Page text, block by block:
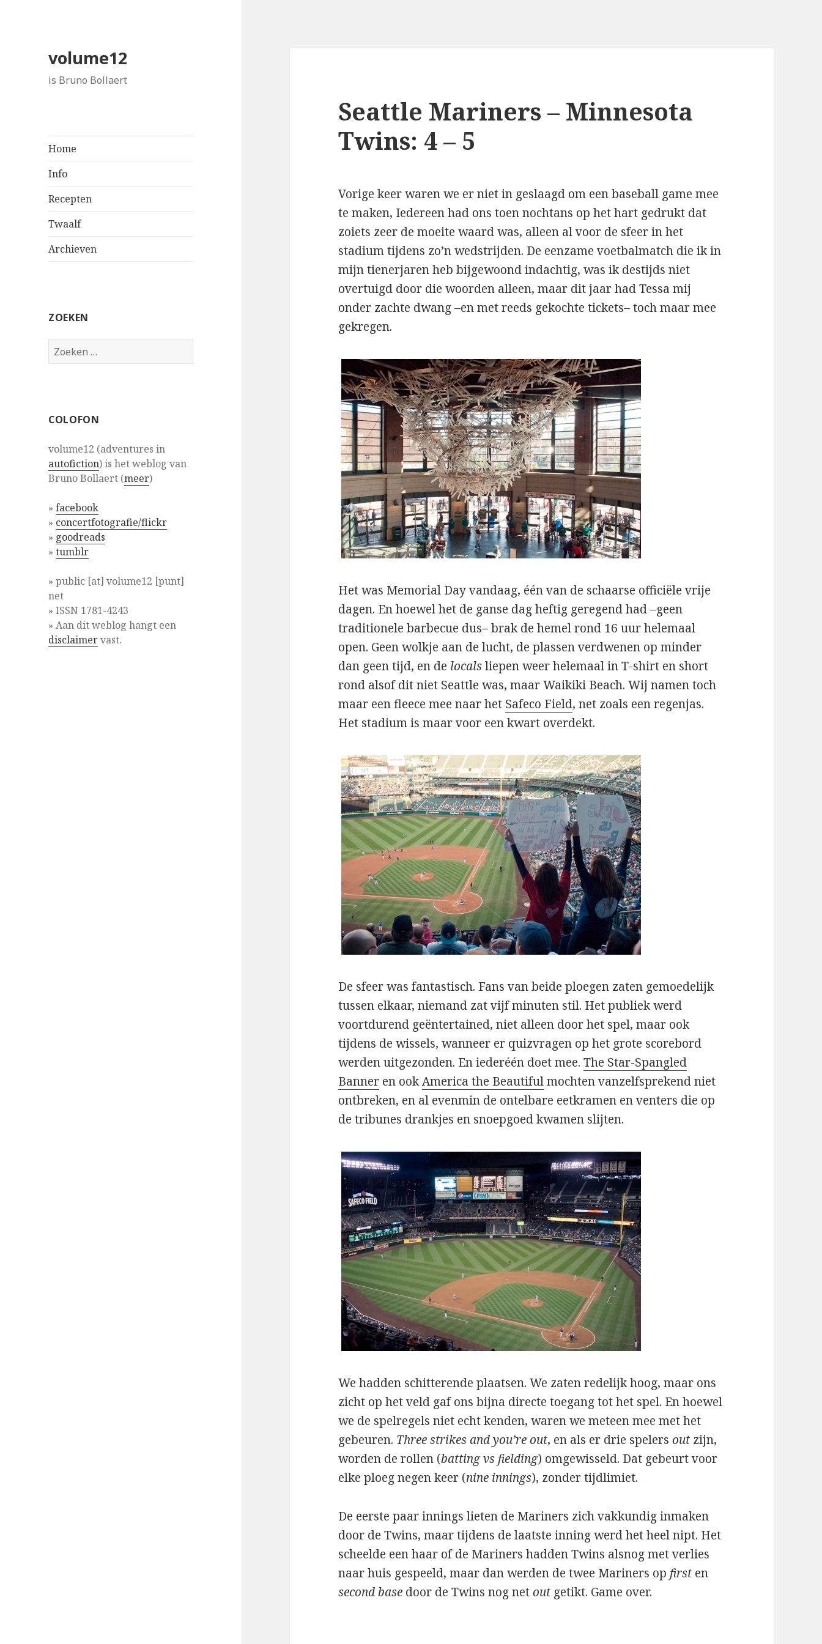
volume12
is Bruno Bollaert
Home
Info
Recepten
Twaalf
Archieven
ZOEKEN
Zoeken
naar:
COLOFON
volume12 (adventures in
autofiction) is het weblog van
Bruno Bollaert (meer)
»facebook
» concertfotografie/flickr
» goodreads
»tumblr
» public [at] volume12 [punt]
net
» ISSN 1781-4243
» Aan dit weblog hangt een
disclaimervast.
Seattle Mariners – Minnesota
Twins: 4 – 5
Vorige keer waren we er niet in geslaagd om een baseball game mee
te maken, Iedereen had ons toen nochtans op het hart gedrukt dat
zoiets zeer de moeite waard was, alleen al voor de sfeer in het
stadium tijdens zo’n wedstrijden. De eenzame voetbalmatch die ik in
mijn tienerjaren heb bijgewoond indachtig, was ik destijds niet
overtuigd door die woorden alleen, maar dit jaar had Tessa mij
onder zachte dwang –en met reeds gekochte tickets– toch maar mee
gekregen.
Het was Memorial Day vandaag, één van de schaarse officiële vrije
dagen. En hoewel het de ganse dag heftig geregend had –geen
traditionele barbecue dus– brak de hemel rond 16 uur helemaal
open. Geen wolkje aan de lucht, de plassen verdwenen op minder
dan geen tijd, en de localsliepen weer helemaal in T-shirt en short
rond alsof dit niet Seattle was, maar Waikiki Beach. Wij namen toch
maar een fleece mee naar het Safeco Field, net zoals een regenjas.
Het stadium is maar voor een kwart overdekt.
De sfeer was fantastisch. Fans van beide ploegen zaten gemoedelijk
tussen elkaar, niemand zat vijf minuten stil. Het publiek werd
voortdurend geëntertained, niet alleen door het spel, maar ook
tijdens de wissels, wanneer er quizvragen op het grote scorebord
werden uitgezonden. En iederéén doet mee.The Star-Spangled
Banner en ookAmerica the Beautifulmochten vanzelfsprekend niet
ontbreken, en al evenmin de ontelbare eetkramen en venters die op
de tribunes drankjes en snoepgoed kwamen slijten.
We hadden schitterende plaatsen. We zaten redelijk hoog, maar ons
zicht op het veld gaf ons bijna directe toegang tot het spel. En hoewel
we de spelregels niet echt kenden, waren we meteen mee met het
gebeuren. Three strikes and you’re out, en als er drie spelersout zijn,
worden de rollen (batting vs fielding) omgewisseld. Dat gebeurt voor
elke ploeg negen keer (nine innings), zonder tijdlimiet.
De eerste paar innings lieten de Mariners zich vakkundig inmaken
door de Twins, maar tijdens de laatste inning werd het heel nipt. Het
scheelde een haar of de Mariners hadden Twins alsnog met verlies
naar huis gespeeld, maar dan werden de twee Mariners op first en
second base door de Twins nog netout getikt. Game over.